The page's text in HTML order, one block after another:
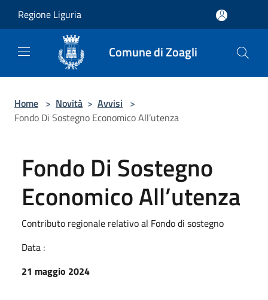
Regione Liguria
Comune di Zoagli
Home > Novità > Avvisi >
Fondo Di Sostegno Economico All’utenza
Fondo Di Sostegno
Economico All’utenza
Contributo regionale relativo al Fondo di sostegno
Data :
21 maggio 2024